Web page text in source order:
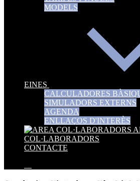
MODELS
EINES
CALCULADORES
SIMULADORS EXTERNS
AGENDA
ENLLAÇOS D'INTERÈS
COL·LABORADORS
CONTACTE